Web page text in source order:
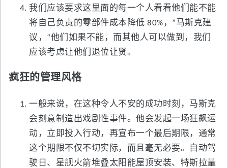
我们应该要求这里面的每一个人看看他们能不能
将自己负责的零部件成本降低 80%，”马斯克建
议，“他们如果不能，而其他人可以做到，我们
应该考虑让他们退位让贤。
疯狂的管理风格
一般来说，在这种令人不安的成功时刻，马斯克
会刻意制造出戏剧性事件。他会发起一场狂飙运
动，立即投入行动，再宣布一个最后期限，通常
这个期限不仅不切实际，而且毫无必要。自动驾
驶日、星舰火箭堆叠太阳能屋顶安装、特斯拉量